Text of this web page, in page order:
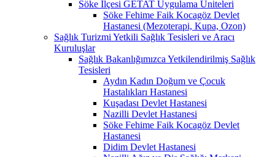
Söke İlçesi GETAT Uygulama Üniteleri
Söke Fehime Faik Kocagöz Devlet
Hastanesi (Mezoterapi, Kupa, Ozon)
Sağlık Turizmi Yetkili Sağlık Tesisleri ve Aracı
Kuruluşlar
Sağlık Bakanlığımızca Yetkilendirilmiş Sağlık
Tesisleri
Aydın Kadın Doğum ve Çocuk
Hastalıkları Hastanesi
Kuşadası Devlet Hastanesi
Nazilli Devlet Hastanesi
Söke Fehime Faik Kocagöz Devlet
Hastanesi
Didim Devlet Hastanesi